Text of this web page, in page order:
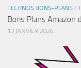
TECHNOS BONS-PLANS /
Bons Plans Amazon
13 JANVIER 2026